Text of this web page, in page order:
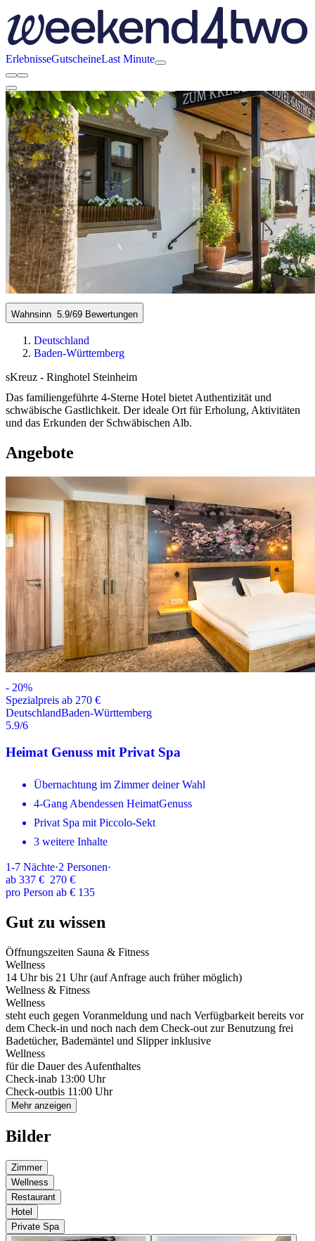
ErlebnisseGutscheineLast Minute
Wahnsinn 5.9/69 Bewertungen
Deutschland
Baden-Württemberg
sKreuz - Ringhotel Steinheim
Das familiengeführte 4-Sterne Hotel bietet Authentizität und
schwäbische Gastlichkeit. Der ideale Ort für Erholung, Aktivitäten
und das Erkunden der Schwäbischen Alb.
Angebote
- 20%
Spezialpreis ab 270 €
DeutschlandBaden-Württemberg
5.9/6
Heimat Genuss mit Privat Spa
Übernachtung im Zimmer deiner Wahl
4-Gang Abendessen HeimatGenuss
Privat Spa mit Piccolo-Sekt
3 weitere Inhalte
1-7 Nächte·2 Personen·
ab 337 € 270 €
pro Person ab € 135
Gut zu wissen
Öffnungszeiten Sauna & Fitness
Wellness
14 Uhr bis 21 Uhr (auf Anfrage auch früher möglich)
Wellness & Fitness
Wellness
steht euch gegen Voranmeldung und nach Verfügbarkeit bereits vor
dem Check-in und noch nach dem Check-out zur Benutzung frei
Badetücher, Bademäntel und Slipper inklusive
Wellness
für die Dauer des Aufenthaltes
Check-inab 13:00 Uhr
Check-outbis 11:00 Uhr
Mehr anzeigen
Bilder
Zimmer
Wellness
Restaurant
Hotel
Private Spa